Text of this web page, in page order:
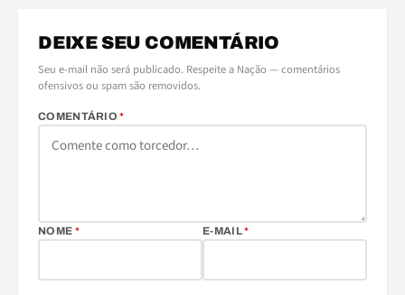
DEIXE SEU COMENTÁRIO
Seu e-mail não será publicado. Respeite a Nação — comentários
ofensivos ou spam são removidos.
COMENTÁRIO*
NOME * E-MAIL*